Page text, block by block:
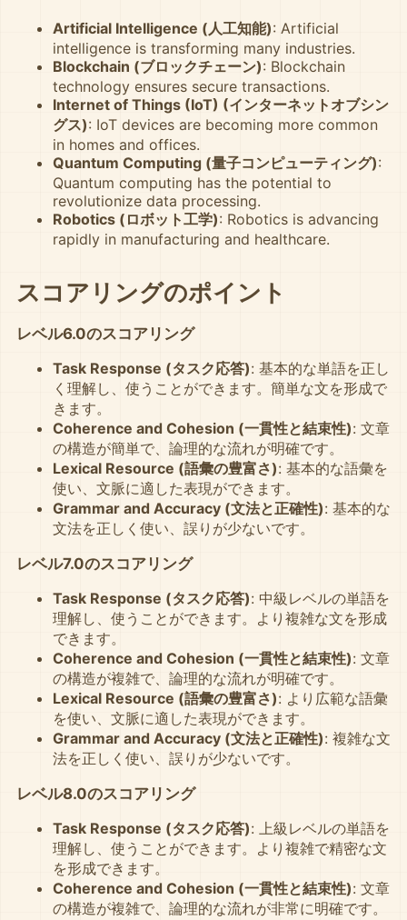
Artificial Intelligence (人工知能): Artificial
intelligence is transforming many industries.
Blockchain (ブロックチェーン): Blockchain
technology ensures secure transactions.
Internet of Things (IoT) (インターネットオブシン
グス): IoT devices are becoming more common
in homes and offices.
Quantum Computing (量子コンピューティング):
Quantum computing has the potential to
revolutionize data processing.
Robotics (ロボット工学): Robotics is advancing
rapidly in manufacturing and healthcare.
スコアリングのポイント
レベル6.0のスコアリング
Task Response (タスク応答): 基本的な単語を正し
く理解し、使うことができます。簡単な文を形成で
きます。
Coherence and Cohesion (一貫性と結束性): 文章
の構造が簡単で、論理的な流れが明確です。
Lexical Resource (語彙の豊富さ): 基本的な語彙を
使い、文脈に適した表現ができます。
Grammar and Accuracy (文法と正確性): 基本的な
文法を正しく使い、誤りが少ないです。
レベル7.0のスコアリング
Task Response (タスク応答): 中級レベルの単語を
理解し、使うことができます。より複雑な文を形成
できます。
Coherence and Cohesion (一貫性と結束性): 文章
の構造が複雑で、論理的な流れが明確です。
Lexical Resource (語彙の豊富さ): より広範な語彙
を使い、文脈に適した表現ができます。
Grammar and Accuracy (文法と正確性): 複雑な文
法を正しく使い、誤りが少ないです。
レベル8.0のスコアリング
Task Response (タスク応答): 上級レベルの単語を
理解し、使うことができます。より複雑で精密な文
を形成できます。
Coherence and Cohesion (一貫性と結束性): 文章
の構造が複雑で、論理的な流れが非常に明確です。